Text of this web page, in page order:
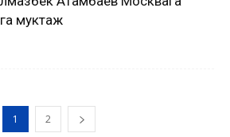
муктаж
1 2